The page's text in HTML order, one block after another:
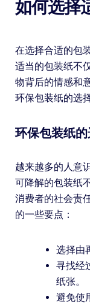
如何选择
在选择合适的包
适当的包装纸不
物背后的情感和
环保包装纸的选
环保包装纸
越来越多的人意
可降解的包装纸
消费者的社会责
的一些要点：
选择由
寻找经
纸张。
避免使